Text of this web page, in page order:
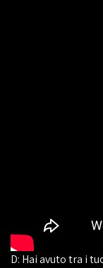
D: Hai avuto tra i